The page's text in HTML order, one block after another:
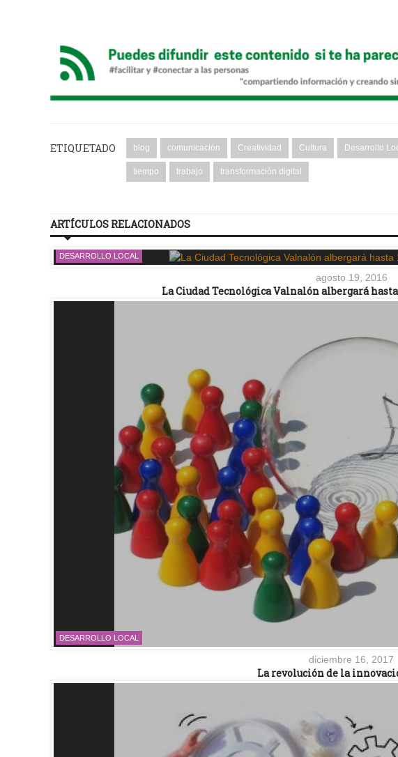
ETIQUETADO blog comunicación Creatividad Cultura Desarrollo
tiempo trabajo transformación digital
ARTÍCULOS RELACIONADOS
DESARROLLO LOCAL
agosto 19, 2016
La Ciudad Tecnológica Valnalón albergará
DESARROLLO LOCAL
diciembre 16, 2017
La revolución de la